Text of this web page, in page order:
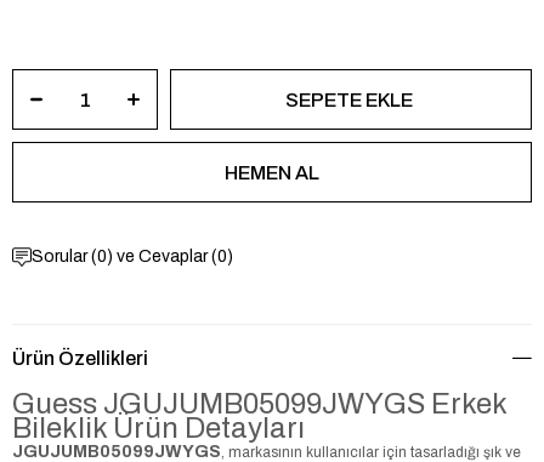
Sorular (0) ve Cevaplar (0)
Ürün Özellikleri
Guess JGUJUMB05099JWYGS Erkek
Bileklik Ürün Detayları
JGUJUMB05099JWYGS, markasının kullanıcılar için tasarladığı şık ve